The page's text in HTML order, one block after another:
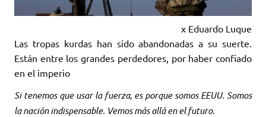
x Eduardo Luque
Las tropas kurdas han sido abandonadas a su suerte.
Están entre los grandes perdedores, por haber confiado
en el imperio
Si tenemos que usar la fuerza, es porque somos EEUU. Somos
la nación indispensable. Vemos más allá en el futuro.